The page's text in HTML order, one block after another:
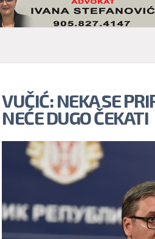
VUČIĆ: NEKA SE
NEĆE DUGO ČEKATI